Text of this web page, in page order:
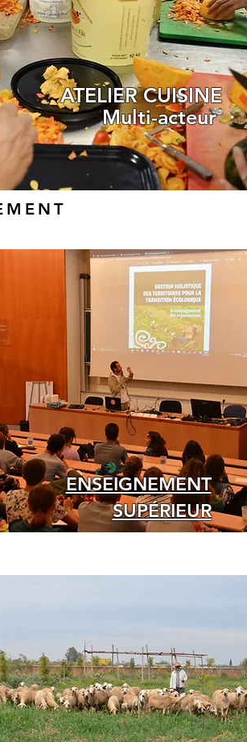
ATELIER CUISINE
Multi-acteur
ENSEIGNEMENT
SUPÉRIEUR